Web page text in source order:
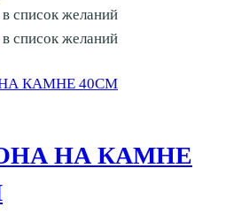
список желаний
список желаний
НА КАМНЕ